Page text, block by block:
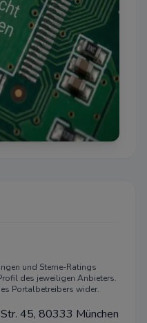
und Sterne-Ratings
des jeweiligen Anbieters.
Portalbetreibers wider.
45, 80333 München